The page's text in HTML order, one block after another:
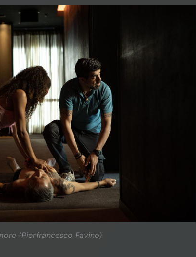
(Pierfrancesco Favino)